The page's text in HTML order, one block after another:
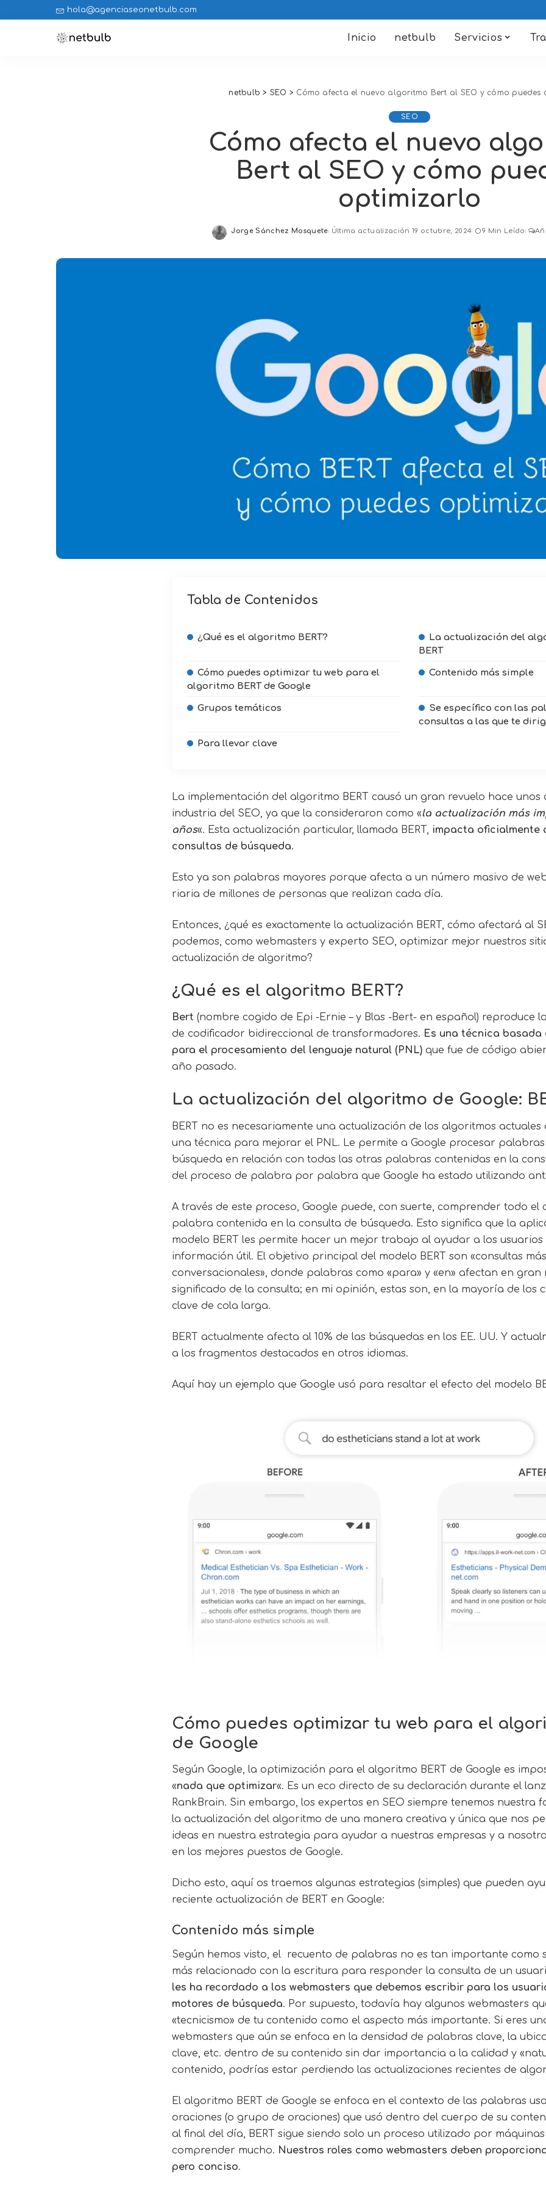
hola@agenciaseonetbulb.com
Inicio netbulb Servicios
netbulb > SEO > Cómo afecta el nuevo algoritmo Bert al SEO y cómo puedes
SEO
Cómo afecta el nuevo
Bert al SEO y cómo
optimizarlo
Posted
Jorge Sánchez Mosquete Última actualización 19 octubre, 2024 9 Min Leído
Tabla de Contenidos
¿Qué es el algoritmo BERT?
La actualización del
BERT
Cómo puedes optimizar tu web para el
algoritmo BERT de Google
Contenido más simple
Grupos temáticos
Se específico con las
consultas a las que te
Para llevar clave
La implementación del algoritmo BERT causó un gran revuelo hace unos
industria del SEO, ya que la consideraron como «la actualización más
años«. Esta actualización particular, llamada BERT, impacta oficialmente
consultas de búsqueda.
Esto ya son palabras mayores porque afecta a un número masivo de
riaria de millones de personas que realizan cada día.
Entonces, ¿qué es exactamente la actualización BERT, cómo afectará al
podemos, como webmasters y experto SEO, optimizar mejor nuestros
actualización de algoritmo?
¿Qué es el algoritmo BERT?
Bert (nombre cogido de Epi -Ernie – y Blas -Bert- en español) reproduce
de codificador bidireccional de transformadores. Es una técnica basada
para el procesamiento del lenguaje natural (PNL) que fue de código
año pasado.
La actualización del algoritmo de Google:
BERT no es necesariamente una actualización de los algoritmos actuales
una técnica para mejorar el PNL. Le permite a Google procesar
búsqueda en relación con todas las otras palabras contenidas en la
del proceso de palabra por palabra que Google ha estado utilizando
A través de este proceso, Google puede, con suerte, comprender todo el
palabra contenida en la consulta de búsqueda. Esto significa que la
modelo BERT les permite hacer un mejor trabajo al ayudar a los
información útil. El objetivo principal del modelo BERT son «consultas
conversacionales», donde palabras como «para» y «en» afectan en gran
significado de la consulta; en mi opinión, estas son, en la mayoría de los
clave de cola larga.
BERT actualmente afecta al 10% de las búsquedas en los EE. UU. Y
a los fragmentos destacados en otros idiomas.
Aquí hay un ejemplo que Google usó para resaltar el efecto del modelo
Cómo puedes optimizar tu web para el
de Google
Según Google, la optimización para el algoritmo BERT de Google es
«nada que optimizar«. Es un eco directo de su declaración durante el
RankBrain. Sin embargo, los expertos en SEO siempre tenemos nuestra
la actualización del algoritmo de una manera creativa y única que nos
ideas en nuestra estrategia para ayudar a nuestras empresas y a
en los mejores puestos de Google.
Dicho esto, aquí os traemos algunas estrategias (simples) que pueden
reciente actualización de BERT en Google:
Contenido más simple
Según hemos visto, el recuento de palabras no es tan importante como
más relacionado con la escritura para responder la consulta de un
les ha recordado a los webmasters que debemos escribir para los
motores de búsqueda. Por supuesto, todavía hay algunos webmasters
«tecnicismo» de tu contenido como el aspecto más importante. Si eres
webmasters que aún se enfoca en la densidad de palabras clave, la
clave, etc. dentro de su contenido sin dar importancia a la calidad y
contenido, podrías estar perdiendo las actualizaciones recientes de
El algoritmo BERT de Google se enfoca en el contexto de las palabras
oraciones (o grupo de oraciones) que usó dentro del cuerpo de su
al final del día, BERT sigue siendo solo un proceso utilizado por
comprender mucho. Nuestros roles como webmasters deben
pero conciso.